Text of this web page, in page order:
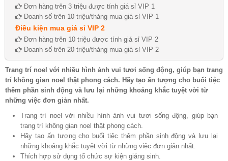
Đơn hàng trên 3 triệu được tính giá sỉ VIP 1
Doanh số trên 10 triệu/tháng mua giá sỉ VIP 1
Điều kiện mua giá sỉ VIP 2
Đơn hàng trên 10 triệu được tính giá sỉ VIP 2
Doanh số trên 20 triệu/tháng mua giá sỉ VIP 2
Trang trí noel với nhiều hình ảnh vui tươi sống động, giúp bạn trang
trí không gian noel thật phong cách. Hãy tạo ấn tượng cho buổi tiệc
thêm phần sinh động và lưu lại những khoảng khắc tuyệt vời từ
những việc đơn giản nhất.
Trang trí noel với nhiều hình ảnh vui tươi sống động, giúp bạn
trang trí không gian noel thật phong cách.
Hãy tạo ấn tượng cho buổi tiệc thêm phần sinh động và lưu lại
những khoảng khắc tuyệt vời từ những việc đơn giản nhất.
Thích hợp sử dụng tổ chức sự kiện giáng sinh.